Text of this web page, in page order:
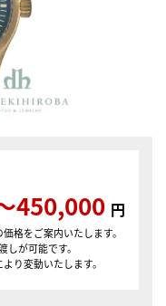
450,000 円
格をご案内いたします。
が可能です。
り変動いたします。